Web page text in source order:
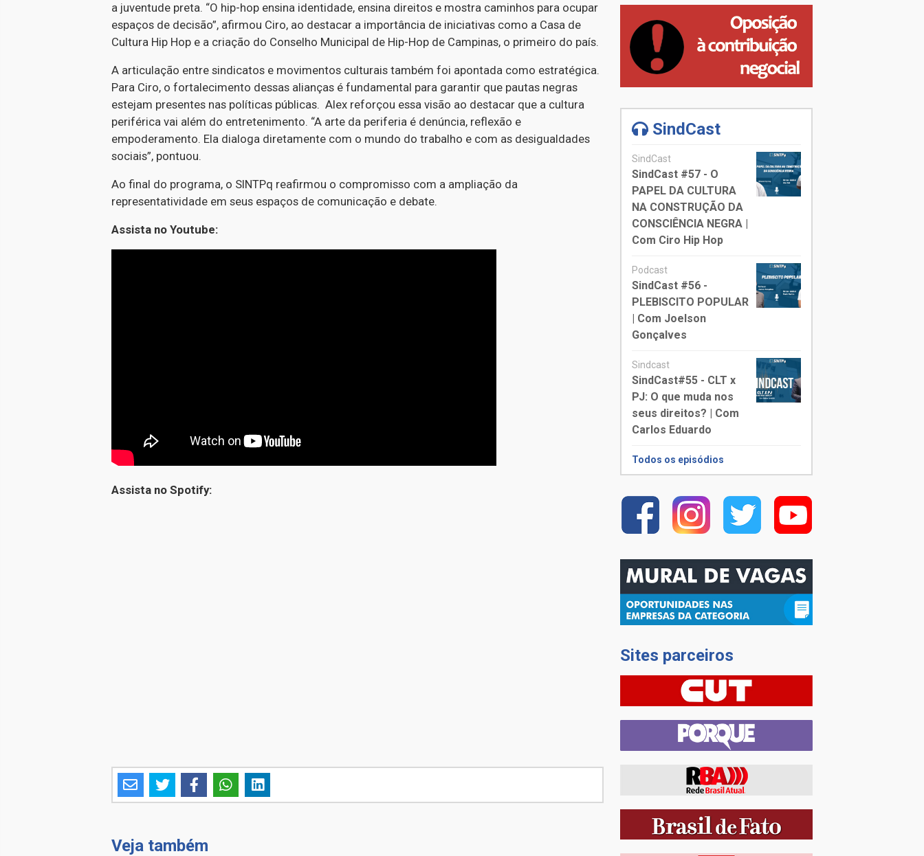
a juventude preta. “O hip-hop ensina identidade, ensina direitos e mostra caminhos para ocupar
espaços de decisão”, afirmou Ciro, ao destacar a importância de iniciativas como a Casa de
Cultura Hip Hop e a criação do Conselho Municipal de Hip-Hop de Campinas, o primeiro do país.
A articulação entre sindicatos e movimentos culturais também foi apontada como estratégica.
Para Ciro, o fortalecimento dessas alianças é fundamental para garantir que pautas negras
estejam presentes nas políticas públicas. Alex reforçou essa visão ao destacar que a cultura
periférica vai além do entretenimento. “A arte da periferia é denúncia, reflexão e
empoderamento. Ela dialoga diretamente com o mundo do trabalho e com as desigualdades
sociais”, pontuou.
Ao final do programa, o SINTPq reafirmou o compromisso com a ampliação da
representatividade em seus espaços de comunicação e debate.
Assista no Youtube:
Assista no Spotify:
Veja também
SindCast
SindCast
SindCast #57 - O
PAPEL DA CULTURA
NA CONSTRUÇÃO DA
CONSCIÊNCIA NEGRA |
Com Ciro Hip Hop
Podcast
SindCast #56 -
PLEBISCITO POPULAR
| Com Joelson
Gonçalves
Sindcast
SindCast#55 - CLT x
PJ: O que muda nos
seus direitos? | Com
Carlos Eduardo
Todos os episódios
Sites parceiros